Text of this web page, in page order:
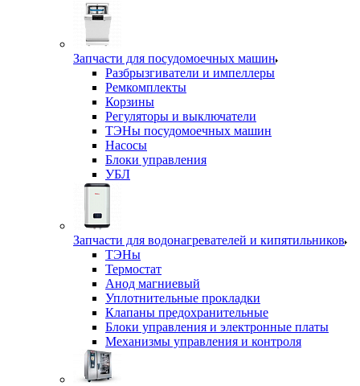
Запчасти для посудомоечных машин
Разбрызгиватели и импеллеры
Ремкомплекты
Корзины
Регуляторы и выключатели
ТЭНы посудомоечных машин
Насосы
Блоки управления
УБЛ
Запчасти для водонагревателей и кипятильников
ТЭНы
Термостат
Анод магниевый
Уплотнительные прокладки
Клапаны предохранительные
Блоки управления и электронные платы
Механизмы управления и контроля